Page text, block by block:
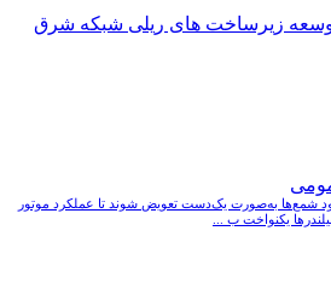
توسعه زیرساخت های ریلی شبکه شرق
شمع‌ها به‌صورت یک‌دست تعویض شوند تا عملکرد موتور
یکنواخت ب ...